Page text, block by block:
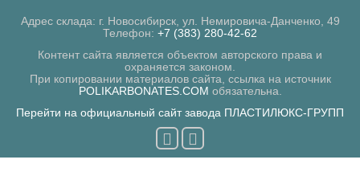
Адрес склада: г. Новосибирск, ул. Немировича-Данченко, 49
Телефон: +7 (383) 280-42-62
Контент сайта является объектом авторского права и
охраняется законом.
При копировании материалов сайта, ссылка на источник
POLIKARBONATES.COM обязательна.
Перейти на официальный сайт завода ПЛАСТИЛЮКС-ГРУПП